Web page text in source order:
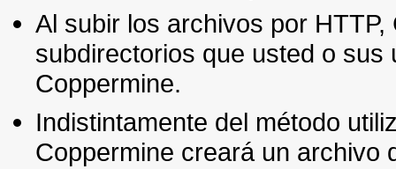
Al subir los archivos por
subdirectorios que usted o
Coppermine.
Indistintamente del método
Coppermine creará un archivo